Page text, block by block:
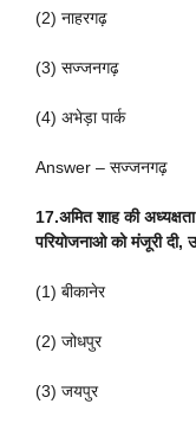
(2) नाहरगढ़
(3) सज्जनगढ़
(4) अभेड़ा पार्क
Answer – सज्जनगढ़
17.अमित शाह की
परियोजनाओ को मंजूरी दी,
(1) बीकानेर
(2) जोधपुर
(3) जयपुर